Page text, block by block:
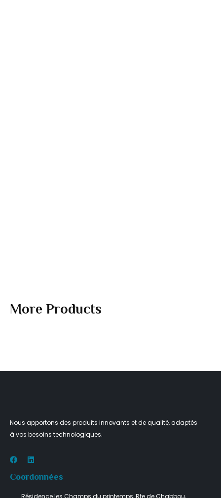
More Products
Nous apportons des produits innovants et de qualité, adaptés
à vos besoins technologiques.
Coordonnées
Résidence les Champs du printemps, Rte de Chabbou,